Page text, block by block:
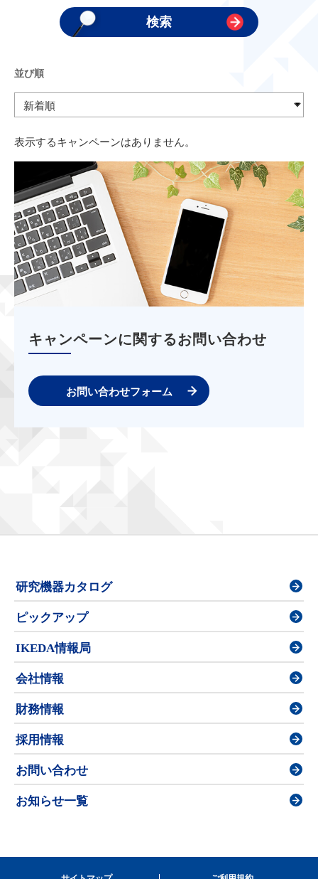
並び順
表示するキャンペーンはありません。
キャンペーンに関するお問い合わせ
お問い合わせフォーム
研究機器カタログ
ピックアップ
IKEDA情報局
会社情報
財務情報
採用情報
お問い合わせ
お知らせ一覧